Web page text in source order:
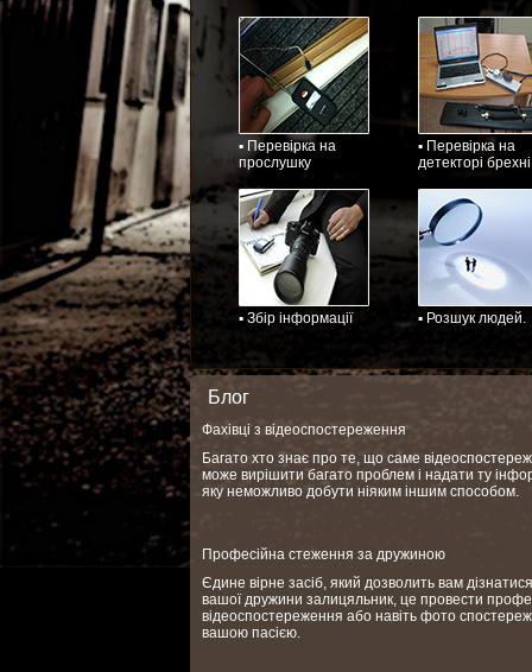
▪ Перевірка на
прослушку
▪ Перевірка на
детекторі брехні
▪ Збір інформації ▪ Розшук людей.
Блог
Фахівці з відеоспостереження
Багато хто знає про те, що саме
може вирішити багато проблем і надати ту
яку неможливо добути ніяким іншим способом.
Професійна стеження за дружиною
Єдине вірне засіб, який дозволить вам
вашої дружини залицяльник, це провести
відеоспостереження або навіть фото
вашою пасією.